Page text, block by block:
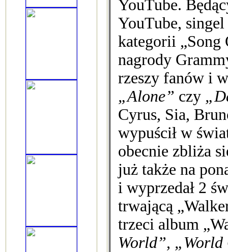
YouTube.
YouTube,
kategorii „Song
nagrody
rzeszy fanów i
„Alone” czy
Cyrus, Sia,
wypuścił w
obecnie zbliża
już także na
i wyprzedał 2
trwającą
trzeci album
World”, „World